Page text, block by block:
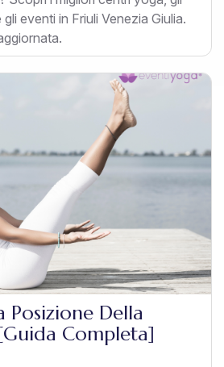
eventi in Friuli Venezia Giulia.
Posizione Della
Completa]